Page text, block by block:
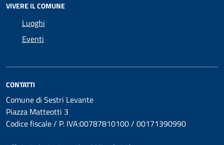
VIVERE IL COMUNE
Luoghi
Eventi
CONTATTI
Comune di Sestri Levante
Piazza Matteotti 3
Codice fiscale / P. IVA:00787810100 / 00171390990